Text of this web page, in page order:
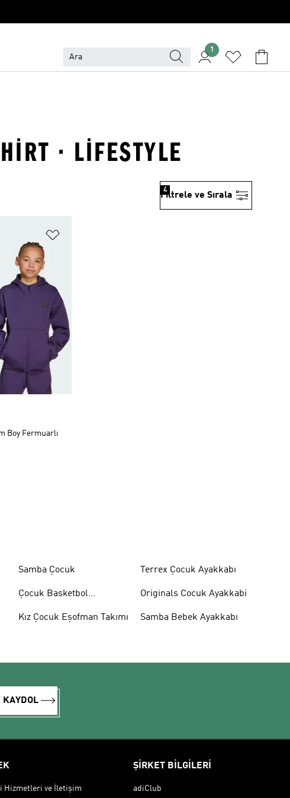
1
· LIFESTYLE
Filtrele ve Sırala
4
Boy Fermuarlı
Samba Çocuk
Çocuk Basketbol
Kız Çocuk Eşofman Takımı
Terrex Çocuk Ayakkabı
Originals Cocuk Ayakkabi
Samba Bebek Ayakkabı
KAYDOL
Hizmetleri ve İletişim
ŞİRKET BİLGİLERİ
adiClub